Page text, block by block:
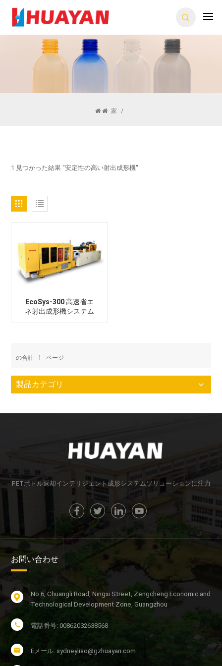
家 /
1 見つかった結果 "安定性の高い射出成形機"
EcoSys-300 高速省エ
ネ射出成形機システム
の合計 1 ページ
製品カテゴリ
PETボトル返却インテリジェント成形システムソリューションに注力
お問い合わせ
No.6, Chuangli Road, Ningxi Street, Zengcheng Economic and
Technological Development Zone, Guangzhou
電話番号: 00862032638568
Eメール: sydneyliao@gzhuayan.com